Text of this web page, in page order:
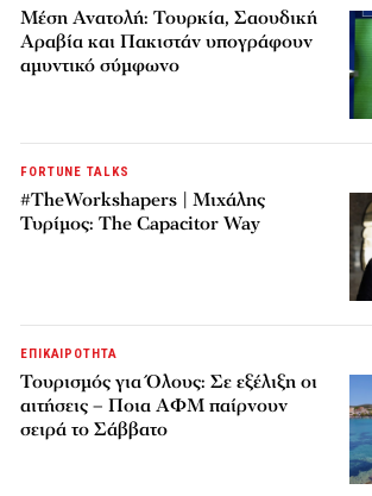
Μέση Ανατολή: Τουρκία, Σαουδική
Αραβία και Πακιστάν υπογράφουν
αμυντικό σύμφωνο
FORTUNE TALKS
#TheWorkshapers | Μιχάλης
Τυρίμος: The Capacitor Way
ΕΠΙΚΑΙΡΟΤΗΤΑ
Τουρισμός για Όλους: Σε εξέλιξη οι
αιτήσεις – Ποια ΑΦΜ παίρνουν
σειρά το Σάββατο